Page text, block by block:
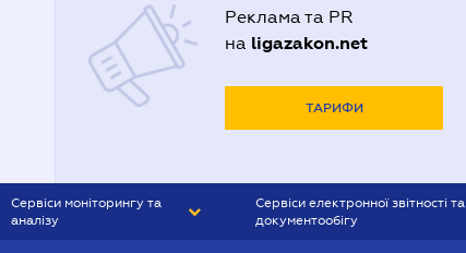
Реклама та PR
на ligazakon.net
ТАРИФИ
Сервіси моніторингу та
аналізу
Сервіси електронної звітності та
документообігу